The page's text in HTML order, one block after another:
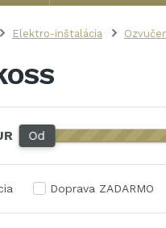
Elektro-inštalácia
Od
Doprava ZADARMO